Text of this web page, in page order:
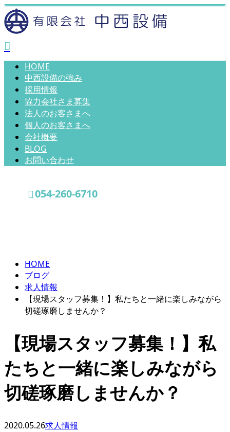
HOME
中西設備の強み
採用情報
協力会社さま募集
法人のお客さまへ
個人のお客さまへ
会社概要
BLOG
お問い合わせ
054-260-6710
HOME
ブログ
求人情報
【現場スタッフ募集！】私たちと一緒に楽しみながら
切磋琢磨しませんか？
【現場スタッフ募集！】私
たちと一緒に楽しみながら
切磋琢磨しませんか？
2020.05.26求人情報